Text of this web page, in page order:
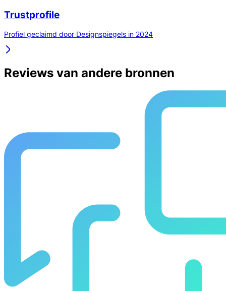
Trustprofile
Profiel geclaimd door Designspiegels in 2024
Reviews van andere bronnen